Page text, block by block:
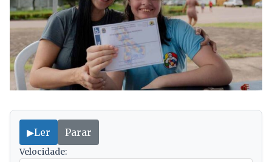
▶Ler Parar
Velocidade: